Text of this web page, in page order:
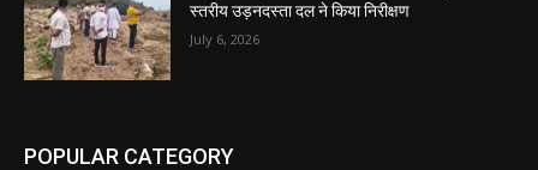
स्तरीय उड़नदस्ता दल ने किया निरीक्षण
July 6, 2026
POPULAR CATEGORY